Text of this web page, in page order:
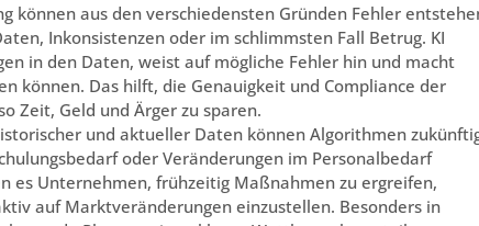
können aus den verschiedensten Gründen Fehler
Inkonsistenzen oder im schlimmsten Fall Betrug. KI
in den Daten, weist auf mögliche Fehler hin und macht
können. Das hilft, die Genauigkeit und Compliance der
Zeit, Geld und Ärger zu sparen.
und aktueller Daten können Algorithmen
oder Veränderungen im Personalbedarf
es Unternehmen, frühzeitig Maßnahmen zu ergreifen,
auf Marktveränderungen einzustellen. Besonders in